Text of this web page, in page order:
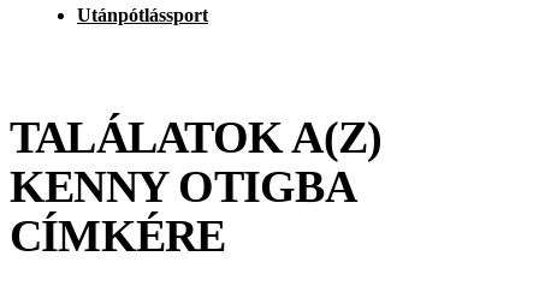
Utánpótlássport
TALÁLATOK A(Z)
KENNY OTIGBA
CÍMKÉRE